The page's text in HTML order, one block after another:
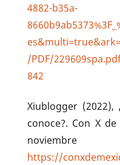
4882-b35a-
/PDF/
842
Xiublogger
conoce?. Con X
https://